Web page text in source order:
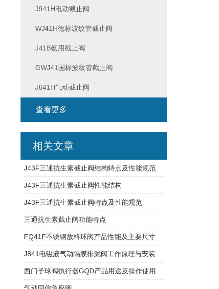
J941H电动截止阀
WJ41H德标波纹管截止阀
J41B氨用截止阀
GWJ41国标波纹管截止阀
J641H气动截止阀
查看更多
相关文章
J43F三通抗生素截止阀结构特点及性能规范
J43F三通抗生素截止阀性能结构
J43F三通抗生素截止阀特点及性能规范
三通抗生素截止阀功能特点
FQ41F不锈钢放料球阀产品性能及主要尺寸
西门子球阀执行器GQD产品用途及操作使用